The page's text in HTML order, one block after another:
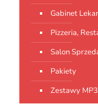
Gabinet
Pizzeria,
Salon
Pakiety
Zestawy MP3